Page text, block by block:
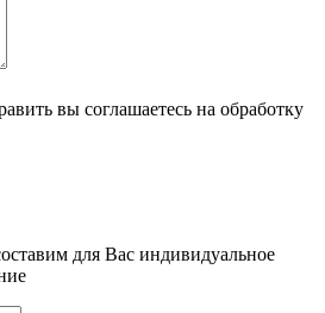
вы соглашаетесь на обработку
для Вас индивидуальное